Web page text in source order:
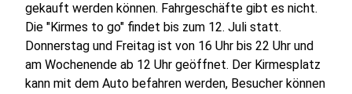
gekauft werden können. Fahrgeschäfte gibt es nicht.
Die "Kirmes to go" findet bis zum 12. Juli statt.
Donnerstag und Freitag ist von 16 Uhr bis 22 Uhr und
am Wochenende ab 12 Uhr geöffnet. Der Kirmesplatz
kann mit dem Auto befahren werden, Besucher können